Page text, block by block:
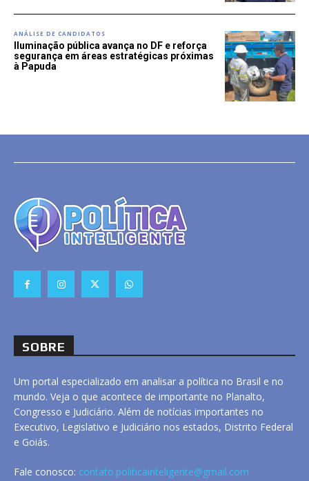
ANÁLISE DE CANDIDATOS
Iluminação pública avança no DF e reforça
segurança em áreas estratégicas próximas
à Papuda
SOBRE
Um portal especializado em analisar a política no Brasil e no
mundo. Veja o que acontece de importante no Planalto,
Congresso e Judiciário. Além de notícias importantes no
Executivo, Legislativo e Judiciário nos estados, Distrito Federal
e Goiás.
Fale conosco: contato.politicainteligente@gmail.com